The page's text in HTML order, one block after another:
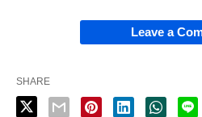
Leave a
SHARE